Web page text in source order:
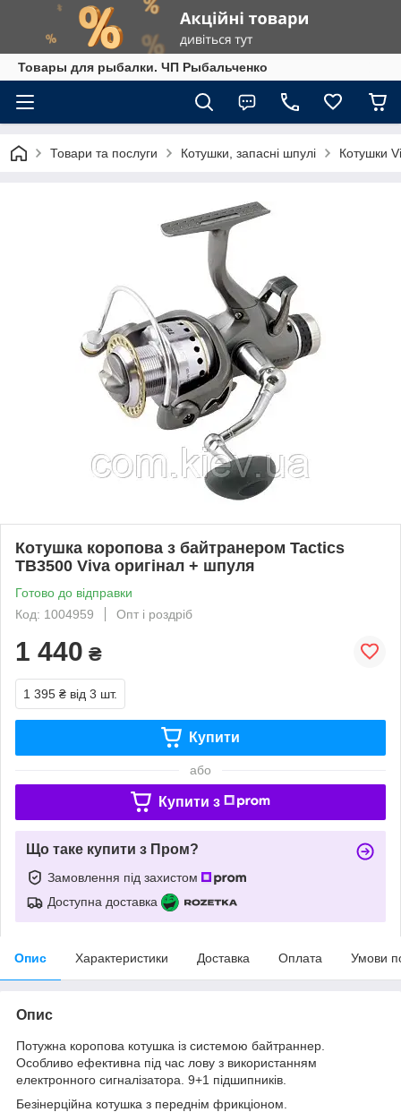
Товары для рыбалки. ЧП Рыбальченко
Товари та послуги Котушки, запасні шпулі Котушки
Котушка коропова з байтранером Tactics
TB3500 Viva оригінал + шпуля
Готово до відправки
Код: 1004959
Опт і роздріб
1 440 ₴
1 395 ₴ від 3 шт.
Купити
або
Купити з
Що таке купити з Пром?
Замовлення під захистом
Доступна доставка
Опис Характеристики Доставка Оплата Умови
Опис
Потужна коропова котушка із системою байтраннер.
Особливо ефективна під час лову з використанням
електронного сигналізатора. 9+1 підшипників.
Безінерційна котушка з переднім фрикціоном.